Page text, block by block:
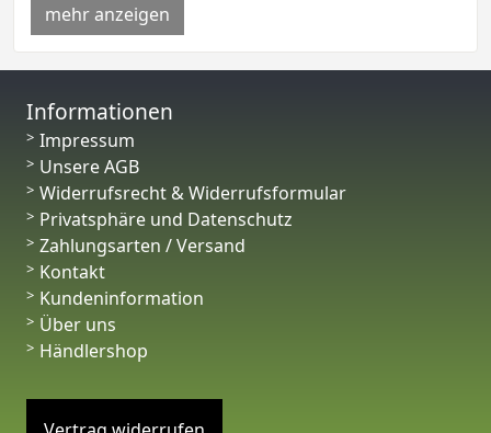
mehr anzeigen
Informationen
Impressum
Unsere AGB
Widerrufsrecht & Widerrufsformular
Privatsphäre und Datenschutz
Zahlungsarten / Versand
Kontakt
Kundeninformation
Über uns
Händlershop